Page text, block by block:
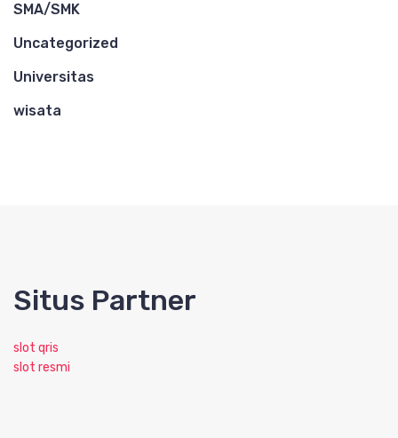
SMA/SMK
Uncategorized
Universitas
wisata
Situs Partner
slot qris
slot resmi